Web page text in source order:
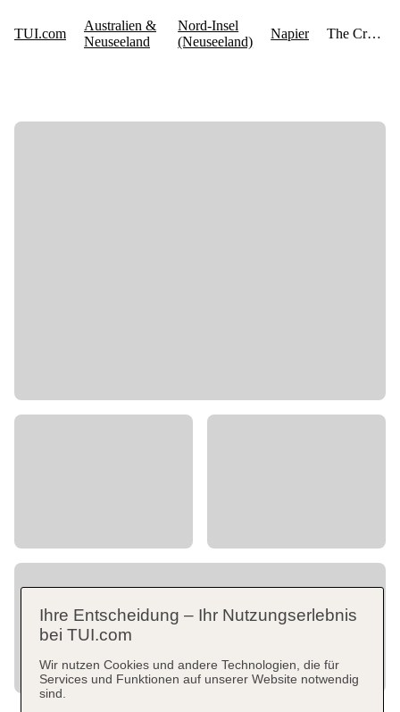
Ihre Entscheidung – Ihr Nutzungserlebnis
bei TUI.com
Wir nutzen Cookies und andere Technologien, die für
Services und Funktionen auf unserer Website notwendig
sind.